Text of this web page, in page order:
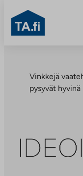
TA.fi
Vinkkejä
pysyvät hyvinä